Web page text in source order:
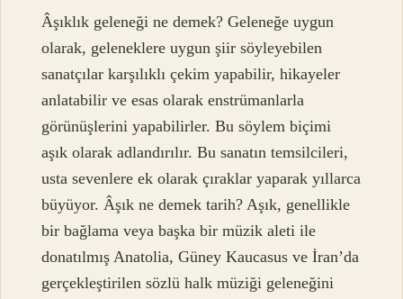
Âşıklık geleneği ne demek? Geleneğe uygun
olarak, geleneklere uygun şiir söyleyebilen
sanatçılar karşılıklı çekim yapabilir, hikayeler
anlatabilir ve esas olarak enstrümanlarla
görünüşlerini yapabilirler. Bu söylem biçimi
aşık olarak adlandırılır. Bu sanatın temsilcileri,
usta sevenlere ek olarak çıraklar yaparak yıllarca
büyüyor. Âşık ne demek tarih? Aşık, genellikle
bir bağlama veya başka bir müzik aleti ile
donatılmış Anatolia, Güney Kaucasus ve İran’da
gerçekleştirilen sözlü halk müziği geleneğini